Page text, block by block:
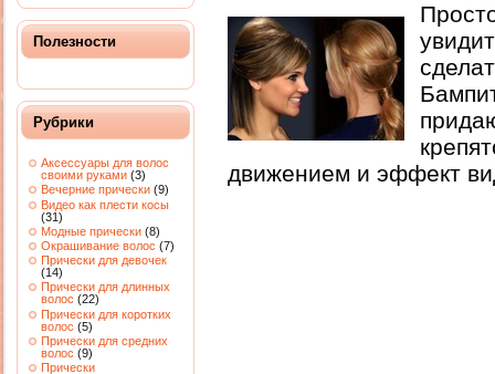
Полезности
Рубрики
Аксессуары для волос
своими руками (3)
Вечерние прически (9)
Видео как плести косы
(31)
Модные прически (8)
Окрашивание волос (7)
Прически для девочек
(14)
Прически для длинных
волос (22)
Прически для коротких
волос (5)
Прически для средних
волос (9)
Прически
движением и эффект